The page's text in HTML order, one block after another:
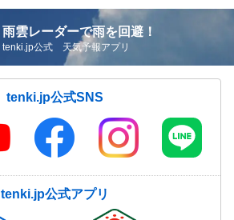
雨雲レーダーで雨を回避！
tenki.jp公式 天気予報アプリ
tenki.jp公式SNS
tenki.jp公式アプリ